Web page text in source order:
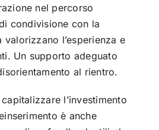
nel percorso
condivisione con la
l’esperienza e
Un supporto adeguato
al rientro.
l’investimento
è anche